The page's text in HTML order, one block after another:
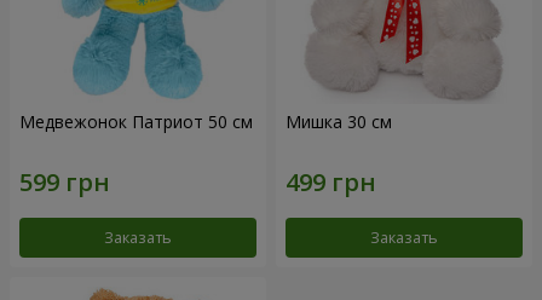
Медвежонок Патриот 50 см
Заказать
Мишка 30 см
Заказать